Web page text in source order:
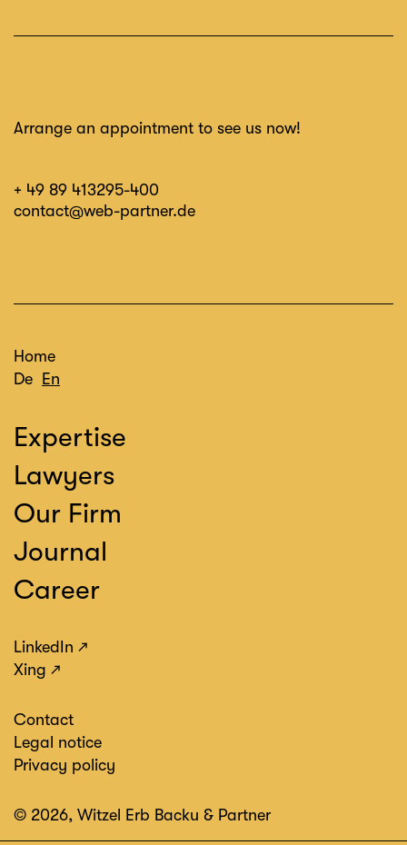
Arrange an appointment to see us now!
+ 49 89 413295-400
contact@web-partner.de
Home
De En
Expertise
Lawyers
Our Firm
Journal
Career
LinkedIn
Xing
Contact
Legal notice
Privacy policy
© 2026, Witzel Erb Backu & Partner